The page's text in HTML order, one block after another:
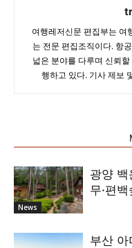
여행레저신문 편집부는 여
는 전문 편집조직이다. 항
넓은 분야를 다루며 신뢰
행하고 있다. 기사 제보
News
광양
무·편
부산 아